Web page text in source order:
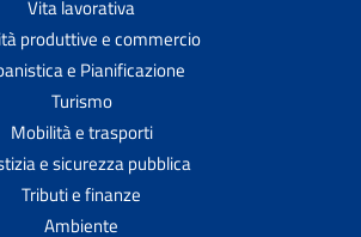
Vita lavorativa
produttive e commercio
e Pianificazione
Turismo
Mobilità e trasporti
e sicurezza pubblica
Tributi e finanze
Ambiente